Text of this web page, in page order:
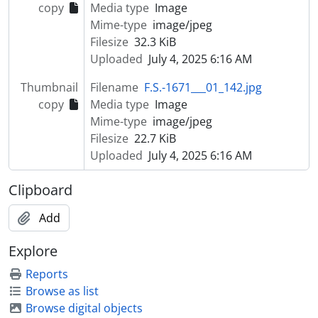
[Item] Retrato de mulher com vestuário regional
[Item] Retrato de homem
[Item] Retrato de homem
[Item] Retrato de padre
[Item] Retrato de criança com vestuário de fantasia
[Item] Retrato de homem com cavalo
[Item] Retrato de padre
[Item] Retrato de criança com vestuário regional
[Item] Retrato de mulher com vestuário de fantasia
[Item] Retrato de bispo
[Item] Retrato de mulher
[Item] Retrato de homem
copy
Media type Image
Mime-type image/jpeg
Filesize 32.3 KiB
Uploaded July 4, 2025 6:16 AM
Thumbnail
copy
Filename F.S.-1671___01_142.jpg
Media type Image
Mime-type image/jpeg
Filesize 22.7 KiB
Uploaded July 4, 2025 6:16 AM
Clipboard
Add
Explore
Reports
Browse as list
Browse digital objects